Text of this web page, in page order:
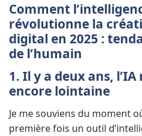
Comment
révolutionne la
digital en 2025 :
de l’humain
1. Il y a deux ans,
encore lointaine
Je me souviens du moment
première fois un outil